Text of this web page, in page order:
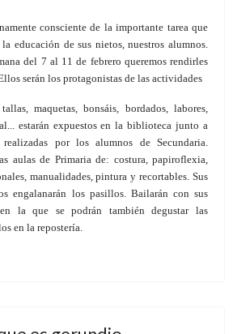
consciente de la importante tarea que
educación de sus nietos, nuestros alumnos.
del 7 al 11 de febrero queremos rendirles
serán los protagonistas de las actividades
maquetas, bonsáis, bordados, labores,
estarán expuestos en la biblioteca junto a
por los alumnos de Secundaria.
aulas de Primaria de: costura, papiroflexia,
manualidades, pintura y recortables. Sus
engalanarán los pasillos. Bailarán con sus
la que se podrán también degustar las
en la repostería.